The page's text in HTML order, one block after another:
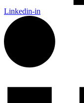
Linkedin-in